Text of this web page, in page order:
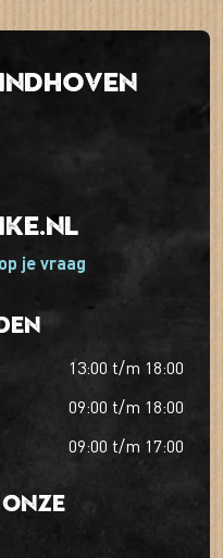
je vraag
13:00 t/m 18:00
09:00 t/m 18:00
09:00 t/m 17:00